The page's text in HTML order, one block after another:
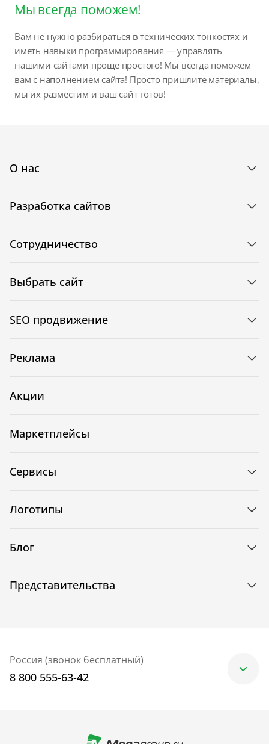
Мы всегда поможем!
Вам не нужно разбираться в технических тонкостях и
иметь навыки программирования — управлять
нашими сайтами проще простого! Мы всегда поможем
вам с наполнением сайта! Просто пришлите материалы,
мы их разместим и ваш сайт готов!
О нас
Разработка сайтов
Сотрудничество
Выбрать сайт
SEO продвижение
Реклама
Акции
Маркетплейсы
Сервисы
Логотипы
Блог
Представительства
Россия (звонок бесплатный)
8 800 555-63-42
+7 (499) 705-30-10